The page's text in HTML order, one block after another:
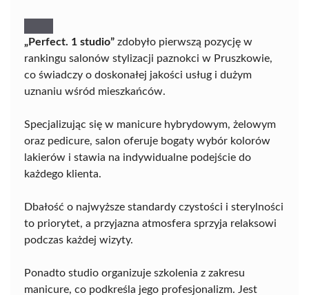
„Perfect. 1 studio” zdobyło pierwszą pozycję w
rankingu salonów stylizacji paznokci w Pruszkowie,
co świadczy o doskonałej jakości usług i dużym
uznaniu wśród mieszkańców.
Specjalizując się w manicure hybrydowym, żelowym
oraz pedicure, salon oferuje bogaty wybór kolorów
lakierów i stawia na indywidualne podejście do
każdego klienta.
Dbałość o najwyższe standardy czystości i sterylności
to priorytet, a przyjazna atmosfera sprzyja relaksowi
podczas każdej wizyty.
Ponadto studio organizuje szkolenia z zakresu
manicure, co podkreśla jego profesjonalizm. Jest